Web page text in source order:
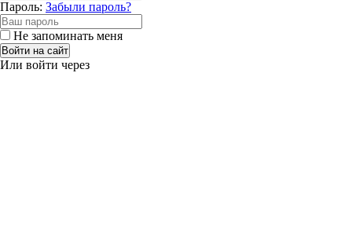
Пароль: Забыли пароль?
Не запоминать меня
Войти на сайт
Или войти через